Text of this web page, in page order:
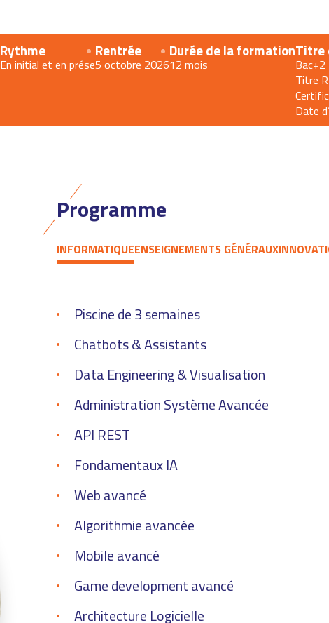
Rythme
En initial et en prése
Rentrée
5 octobre 2026
Durée de la formation
12 mois
Titre
Bac+2
Titre
Date
Programme
INFORMATIQUEENSEIGNEMENTS GÉNÉRAUX
Informatique
Piscine de 3 semaines
Chatbots & Assistants
Data Engineering & Visualisation
Administration Système Avancée
API REST
Fondamentaux IA
Web avancé
Algorithmie avancée
Mobile avancé
Game development avancé
Architecture Logicielle